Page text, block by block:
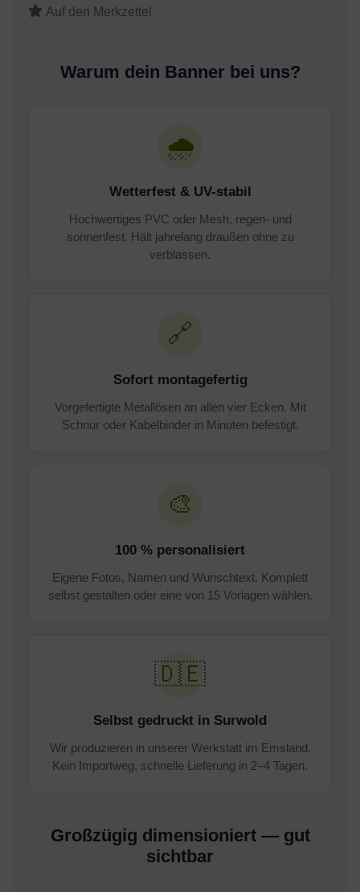
Warum dein Banner bei uns?
🌧
Wetterfest & UV-stabil
Hochwertiges PVC oder Mesh, regen- und
sonnenfest. Hält jahrelang draußen ohne zu
verblassen.
🔗
Sofort montagefertig
Vorgefertigte Metallösen an allen vier Ecken. Mit
Schnur oder Kabelbinder in Minuten befestigt.
🎨
100 % personalisiert
Eigene Fotos, Namen und Wunschtext. Komplett
selbst gestalten oder eine von 15 Vorlagen wählen.
🇩🇪
Selbst gedruckt in Surwold
Wir produzieren in unserer Werkstatt im Emsland.
Kein Importweg, schnelle Lieferung in 2–4 Tagen.
Großzügig dimensioniert — gut
sichtbar